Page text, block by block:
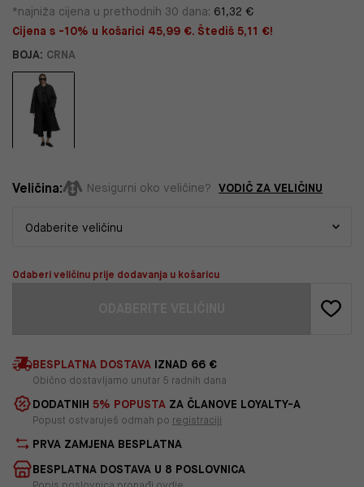
*najniža cijena u prethodnih 30 dana: 61,32 €
Cijena s -10% u košarici 45,99 €. Štediš 5,11 €!
BOJA: CRNA
Veličina: Nesigurni oko veličine? VODIČ ZA VELIČINU
Odaberi veličinu prije dodavanja u košaricu
BESPLATNA DOSTAVA IZNAD 66 €
Obično dostavljamo unutar 5 radnih dana
DODATNIH 5% POPUSTA ZA ČLANOVE LOYALTY-A
Popust ostvaruješ odmah po registraciji
PRVA ZAMJENA BESPLATNA
BESPLATNA DOSTAVA U 8 POSLOVNICA